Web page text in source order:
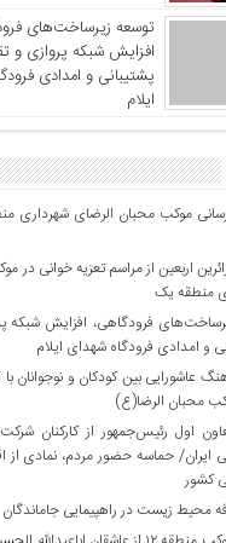
توسعه زیرساخت‌های
افزایش شبکه پروازی و
پشتیبانی و امدادی
ایلام
اربعین از مراسم تعزیه خوانی در
منطقه یک
فرودگاهی، افزایش شبکه
و امدادی فرودگاه شهدای ایلام
عاشورایی بین کودکان و نوجوانان
محبان الرضا(ع)
اول رئیس‌جمهور از کارکنان
ایران/ حماسه حضور مردم، نمادی از
کشور
محیط زیست در راهپیمایی